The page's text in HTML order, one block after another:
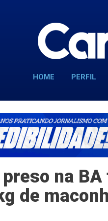
HOME PERFIL
na
de